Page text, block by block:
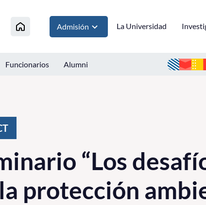
Admisión La Universidad
Funcionarios Alumni
“Los
protección